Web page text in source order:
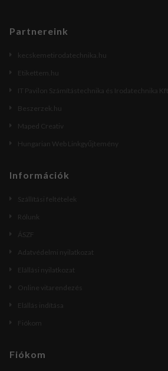
Partnereink
kecskemetirodatechnika.hu
Etikettem.hu
IT Pavilon Számítástechnika és Irodatechnika Kft.
Beszerzek.hu
Maped Creativ
Hungarian Web Linkgyűjtemény
Információk
Szállítási feltételek
Rólunk
ÁSZF
Adatvédelmi nyilatkozat
Elállási nyilatkozat
Online vitarendezés
Elállás indítása
Fiókom
Fiókom